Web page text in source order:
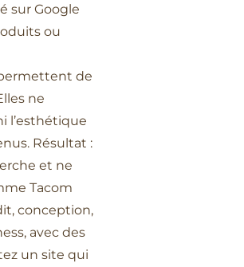
sur Google
ou
de
ne
l’esthétique
Résultat :
et ne
Tacom
conception,
avec des
un site qui